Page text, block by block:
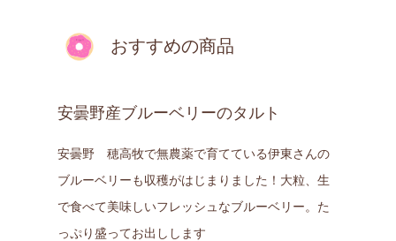
おすすめの商品
安曇野産ブルーベリーのタルト
安曇野 穂高牧で無農薬で育てている伊東さんの
ブルーベリーも収穫がはじまりました！大粒、生
で食べて美味しいフレッシュなブルーベリー。た
っぷり盛ってお出しします